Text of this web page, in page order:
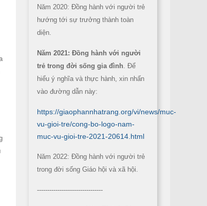
Năm 2020: Đồng hành với người trẻ
hướng tới sự trưởng thành toàn
diện.
Năm 2021: Đồng hành với người
trẻ trong đời sống gia đình. Để
hiểu ý nghĩa và thực hành, xin nhấn
vào đường dẫn này:
https://giaophannhatrang.org/vi/news/muc-
vu-gioi-tre/cong-bo-logo-nam-
muc-vu-gioi-tre-2021-20614.html
Năm 2022: Đồng hành với người trẻ
trong đời sống Giáo hội và xã hội.
--------------------------------